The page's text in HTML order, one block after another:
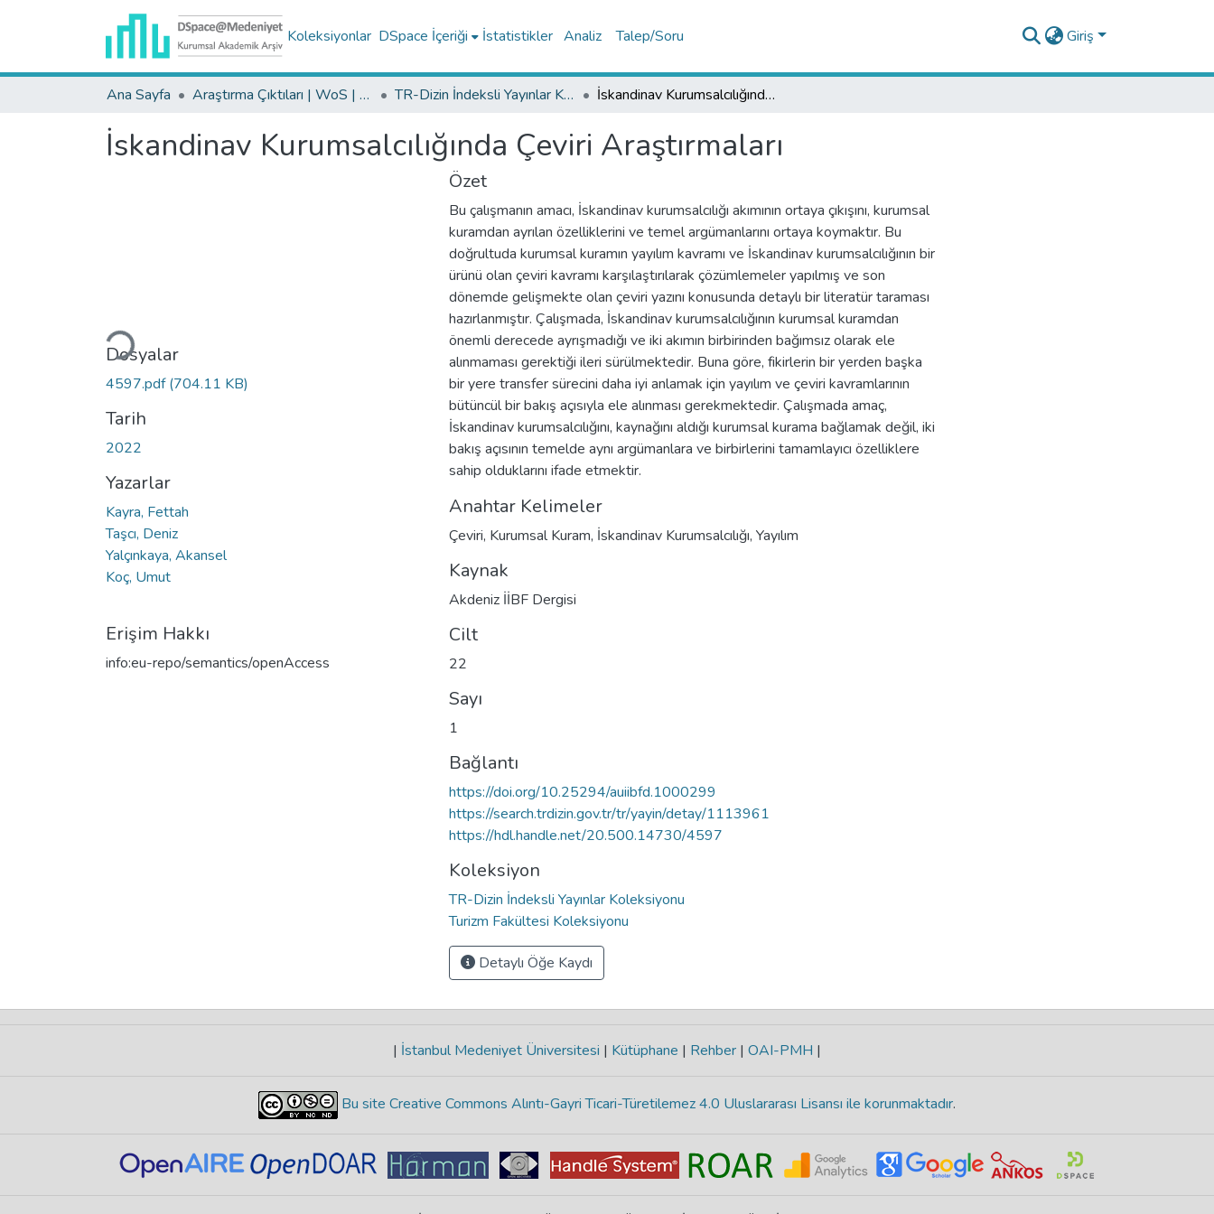
Koleksiyonlar DSpace İçeriği İstatistikler Analiz Talep/Soru Giriş
Ana Sayfa Araştırma Çıktıları | WoS | Scopus | TR-Dizin | PubMed TR-Dizin İndeksli Yayınlar Koleksiyonu İskandinav Kurumsalcılığında Çeviri Araştırmaları
İskandinav Kurumsalcılığında Çeviri Araştırmaları
Yükleniyor...
Dosyalar
4597.pdf(704.11 KB)
Tarih
2022
Yazarlar
Kayra, Fettah
Taşcı, Deniz
Yalçınkaya, Akansel
Koç, Umut
Erişim Hakkı
info:eu-repo/semantics/openAccess
Özet
Bu çalışmanın amacı, İskandinav kurumsalcılığı akımının ortaya çıkışını, kurumsal
kuramdan ayrılan özelliklerini ve temel argümanlarını ortaya koymaktır. Bu
doğrultuda kurumsal kuramın yayılım kavramı ve İskandinav kurumsalcılığının bir
ürünü olan çeviri kavramı karşılaştırılarak çözümlemeler yapılmış ve son
dönemde gelişmekte olan çeviri yazını konusunda detaylı bir literatür taraması
hazırlanmıştır. Çalışmada, İskandinav kurumsalcılığının kurumsal kuramdan
önemli derecede ayrışmadığı ve iki akımın birbirinden bağımsız olarak ele
alınmaması gerektiği ileri sürülmektedir. Buna göre, fikirlerin bir yerden başka
bir yere transfer sürecini daha iyi anlamak için yayılım ve çeviri kavramlarının
bütüncül bir bakış açısıyla ele alınması gerekmektedir. Çalışmada amaç,
İskandinav kurumsalcılığını, kaynağını aldığı kurumsal kurama bağlamak değil, iki
bakış açısının temelde aynı argümanlara ve birbirlerini tamamlayıcı özelliklere
sahip olduklarını ifade etmektir.
Anahtar Kelimeler
Çeviri, Kurumsal Kuram, İskandinav Kurumsalcılığı, Yayılım
Kaynak
Akdeniz İİBF Dergisi
Cilt
22
Sayı
1
Bağlantı
https://doi.org/10.25294/auiibfd.1000299
https://search.trdizin.gov.tr/tr/yayin/detay/1113961
https://hdl.handle.net/20.500.14730/4597
Koleksiyon
TR-Dizin İndeksli Yayınlar Koleksiyonu
Turizm Fakültesi Koleksiyonu
Detaylı Öğe Kaydı
| İstanbul Medeniyet Üniversitesi | Kütüphane | Rehber | OAI-PMH |
Bu site Creative Commons Alıntı-Gayri Ticari-Türetilemez 4.0 Uluslararası Lisansı ile korunmaktadır.